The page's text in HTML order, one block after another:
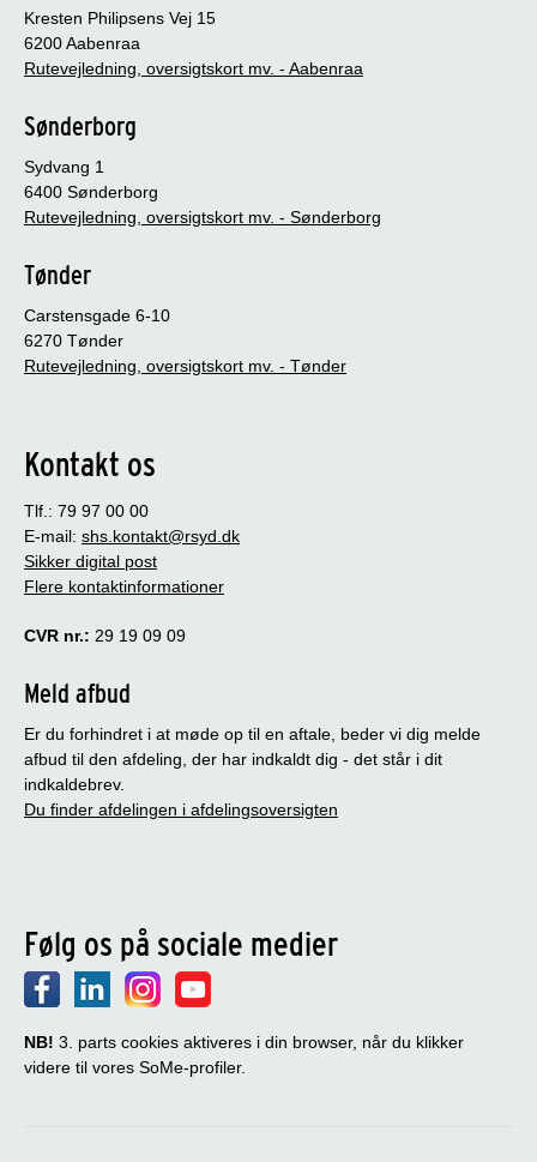
Kresten Philipsens Vej 15
6200 Aabenraa
Rutevejledning, oversigtskort mv. - Aabenraa
Sønderborg
Sydvang 1
6400 Sønderborg
Rutevejledning, oversigtskort mv. - Sønderborg
Tønder
Carstensgade 6-10
6270 Tønder
Rutevejledning, oversigtskort mv. - Tønder
Kontakt os
Tlf.: 79 97 00 00
E-mail: shs.kontakt@rsyd.dk
Sikker digital post
Flere kontaktinformationer
CVR nr.: 29 19 09 09
Meld afbud
Er du forhindret i at møde op til en aftale, beder vi dig melde
afbud til den afdeling, der har indkaldt dig - det står i dit
indkaldebrev.
Du finder afdelingen i afdelingsoversigten
Følg os på sociale medier
NB! 3. parts cookies aktiveres i din browser, når du klikker
videre til vores SoMe-profiler.